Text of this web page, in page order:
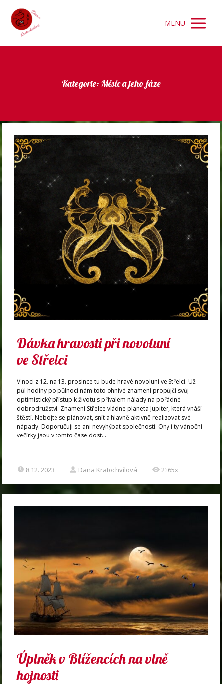
MENU
Kategorie: Měsíc a jeho fáze
Dávka hravosti při novoluní
ve Střelci
V noci z 12. na 13. prosince tu bude hravé novoluní ve Střelci. Už
půl hodiny po půlnoci nám toto ohnivé znamení propůjčí svůj
optimistický přístup k životu s přívalem nálady na pořádné
dobrodružství. Znamení Střelce vládne planeta Jupiter, která vnáší
štěstí. Nebojte se plánovat, snít a hlavně aktivně realizovat své
nápady. Doporučuji se ani nevyhýbat společnosti. Ony i ty vánoční
večírky jsou v tomto čase dost...
8.12. 2023 Dana Kratochvílová 2365x
Úplněk v Blížencích na vlně
hojnosti